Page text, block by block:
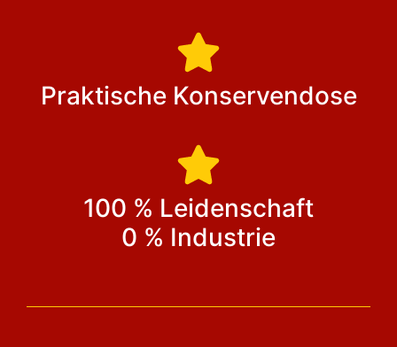
Praktische Konservendose
100 % Leidenschaft
0 % Industrie